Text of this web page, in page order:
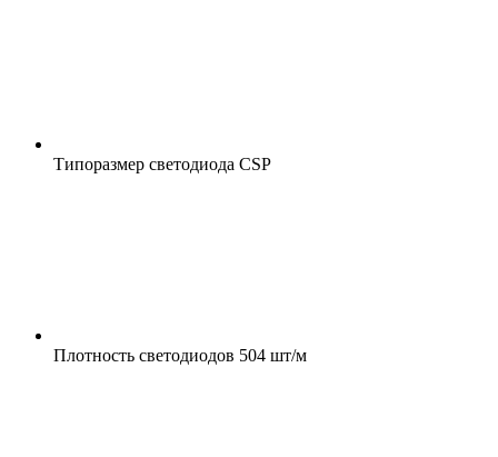
Типоразмер светодиода CSP
Плотность светодиодов 504 шт/м